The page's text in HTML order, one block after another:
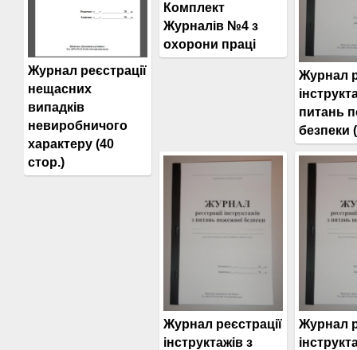
Журнал реєстрації
нещасних
випадків
невиробничого
характеру (40
стор.)
Комплект
Журналів №4 з
охорони праці
Журнал
питань
безпеки
Журнал реєстрації
інструктажів з
Журнал